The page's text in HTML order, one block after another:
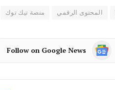
المحتوى الرقمي منصة تيك توك
Follow on Google News